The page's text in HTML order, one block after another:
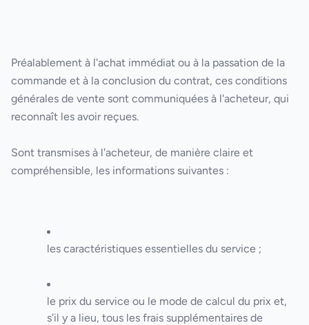
Préalablement à l'achat immédiat ou à la passation de la
commande et à la conclusion du contrat, ces conditions
générales de vente sont communiquées à l'acheteur, qui
reconnaît les avoir reçues.
Sont transmises à l'acheteur, de manière claire et
compréhensible, les informations suivantes :
les caractéristiques essentielles du service ;
le prix du service ou le mode de calcul du prix et,
s'il y a lieu, tous les frais supplémentaires de